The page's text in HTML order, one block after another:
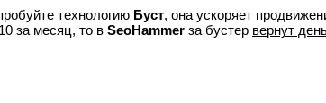
технологию Буст, она ускоряет
за месяц, то в SeoHammer за бустер вернут